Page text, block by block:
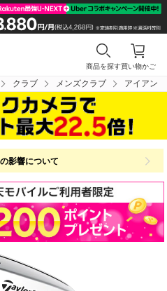
買い物かご
商品を探す
クラブ メンズクラブ アイアン
影響について